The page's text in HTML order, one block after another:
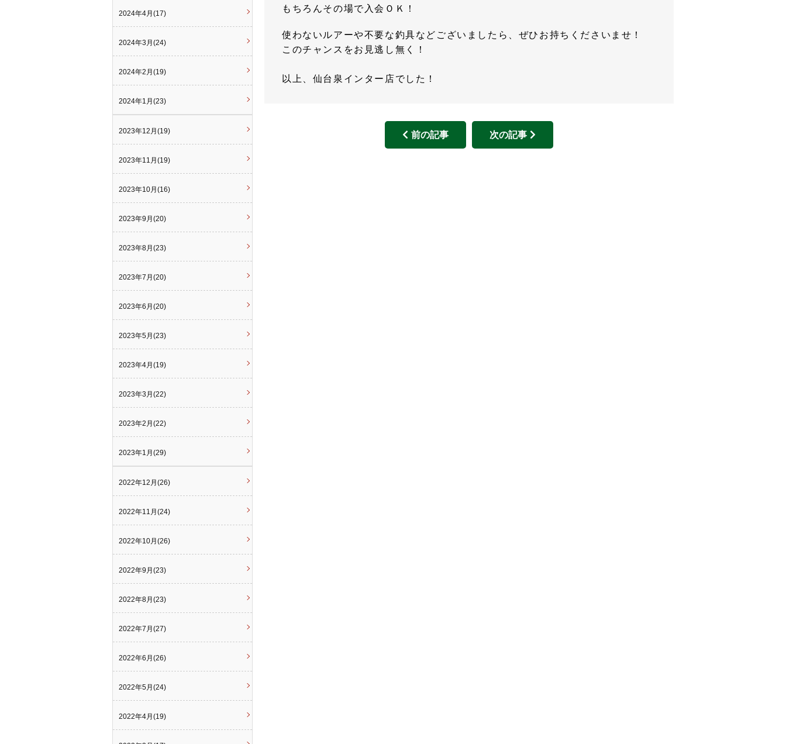
もちろんその場で入会ＯＫ！
使わないルアーや不要な釣具などございましたら、ぜひお持ちくださいませ！
このチャンスをお見逃し無く！
以上、仙台泉インター店でした！
前の記事 次の記事
2024年4月(17)
2024年3月(24)
2024年2月(19)
2024年1月(23)
2023年12月(19)
2023年11月(19)
2023年10月(16)
2023年9月(20)
2023年8月(23)
2023年7月(20)
2023年6月(20)
2023年5月(23)
2023年4月(19)
2023年3月(22)
2023年2月(22)
2023年1月(29)
2022年12月(26)
2022年11月(24)
2022年10月(26)
2022年9月(23)
2022年8月(23)
2022年7月(27)
2022年6月(26)
2022年5月(24)
2022年4月(19)